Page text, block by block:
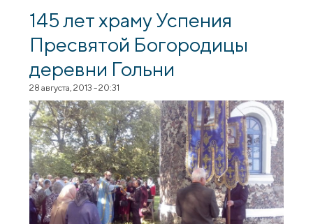
145 лет храму Успения
Пресвятой Богородицы
деревни Гольни
28 августа, 2013 - 20:31